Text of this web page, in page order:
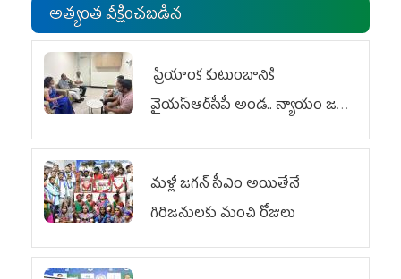
అత్యంత వీక్షించబడిన
ప్రియాంక కుటుంబానికి
వైయ‌స్ఆర్‌సీపీ అండ.. న్యాయం జరిగే
వరకు పోరాటం
మళ్లీ జగన్ సీఎం అయితేనే
గిరిజనులకు మంచి రోజులు